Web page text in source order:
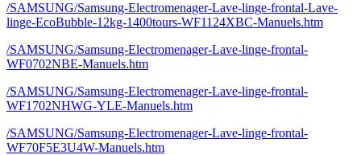
/SAMSUNG/Samsung-Electromenager-Lave-linge-frontal-Lave-
linge-EcoBubble-12kg-1400tours-WF1124XBC-Manuels.htm
/SAMSUNG/Samsung-Electromenager-Lave-linge-frontal-
WF0702NBE-Manuels.htm
/SAMSUNG/Samsung-Electromenager-Lave-linge-frontal-
WF1702NHWG-YLE-Manuels.htm
/SAMSUNG/Samsung-Electromenager-Lave-linge-frontal-
WF70F5E3U4W-Manuels.htm